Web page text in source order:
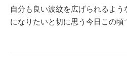
自分も良い波紋を広げられるよ
になりたいと切に思う今日この頃